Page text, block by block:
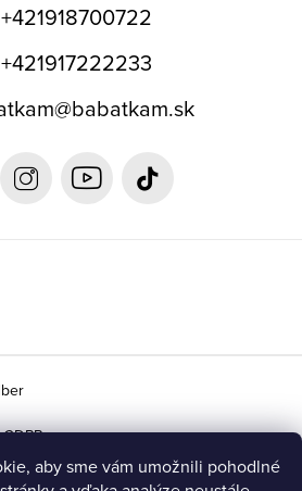
aby sme vám umožnili pohodlné
+421918700722
+421917222233
@babatkam.sk